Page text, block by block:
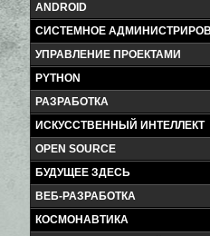
ANDROID
СИСТЕМНОЕ
УПРАВЛЕНИЕ ПРОЕКТАМИ
PYTHON
РАЗРАБОТКА
ИСКУССТВЕННЫЙ ИНТЕЛЛЕКТ
OPEN SOURCE
БУДУЩЕЕ ЗДЕСЬ
ВЕБ-РАЗРАБОТКА
КОСМОНАВТИКА